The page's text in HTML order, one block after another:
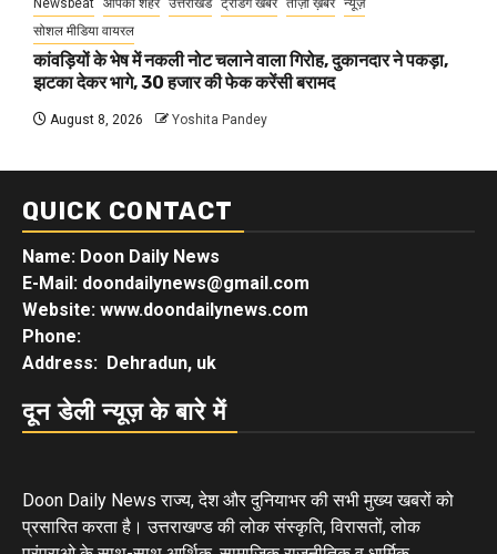
Newsbeat आपका शहर उत्तराखंड ट्रेंडिंग खबरें ताज़ा ख़बर न्यूज़
सोशल मीडिया वायरल
कांवड़ियों के भेष में नकली नोट चलाने वाला गिरोह, दुकानदार ने पकड़ा,
झटका देकर भागे, 30 हजार की फेक करेंसी बरामद
August 8, 2026 Yoshita Pandey
QUICK CONTACT
Name: Doon Daily News
E-Mail: doondailynews@gmail.com
Website: www.doondailynews.com
Phone:
Address: Dehradun, uk
दून डेली न्यूज़ के बारे में
Doon Daily News राज्य, देश और दुनियाभर की सभी मुख्य खबरों को
प्रसारित करता है। उत्तराखण्ड की लोक संस्कृति, विरासतों, लोक